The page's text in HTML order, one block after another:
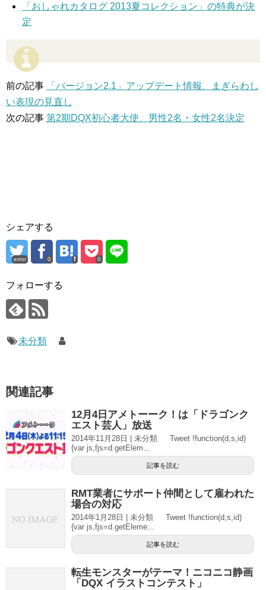
「おしゃれカタログ 2013夏コレクション」の特典が決
定
前の記事
「バージョン2.1」アップデート情報、まぎらわし
い表現の見直し
次の記事 第2期DQX初心者大使、男性2名・女性2名決定
シェアする
error 0 0
フォローする
未分類
関連記事
12月4日アメトーーク！は「ドラゴンク
エスト芸人」放送
2014年11月28日 | 未分類 Tweet !function(d,s,id)
{var js,fjs=d.getElem...
記事を読む
RMT業者にサポート仲間として雇われた
場合の対応
2014年1月28日 | 未分類 Tweet !function(d,s,id)
{var js,fjs=d.getEleme...
記事を読む
転生モンスターがテーマ！ニコニコ静画
「DQX イラストコンテスト」